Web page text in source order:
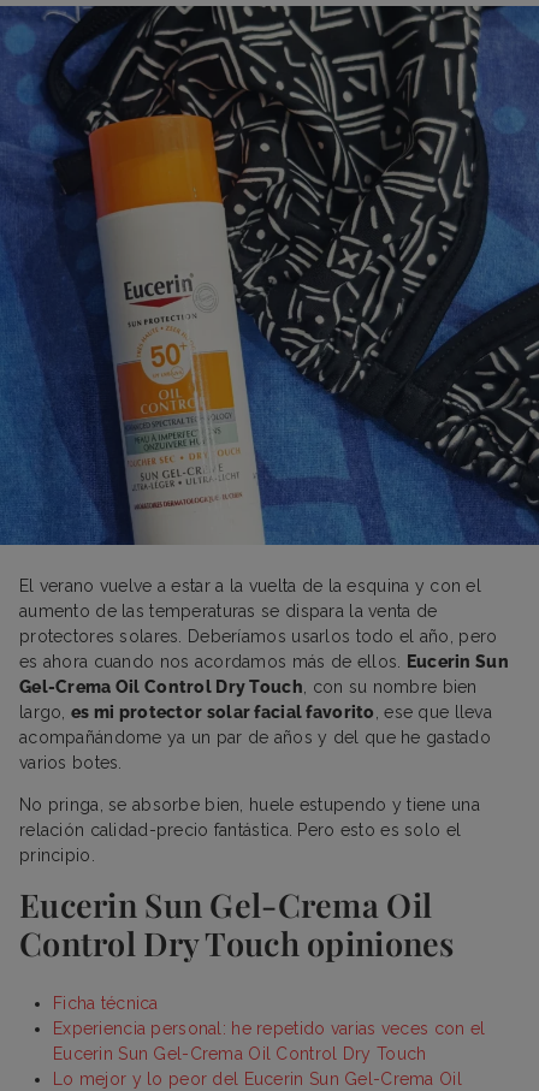
El verano vuelve a estar a la vuelta de la esquina y con el
aumento de las temperaturas se dispara la venta de
protectores solares. Deberíamos usarlos todo el año, pero
es ahora cuando nos acordamos más de ellos.
Eucerin Sun
Gel-Crema Oil Control Dry Touch , con su nombre bien
largo,es mi protector solar facial favorito , ese que lleva
acompañándome ya un par de años y del que he gastado
varios botes.
No pringa, se absorbe bien, huele estupendo y tiene una
relación calidad-precio fantástica. Pero esto es solo el
principio.
Eucerin Sun Gel-Crema Oil
Control Dry Touch opiniones
Ficha técnica
Experiencia personal: he repetido varias veces con el
Eucerin Sun Gel-Crema Oil Control Dry Touch
Lo mejor y lo peor del Eucerin Sun Gel-Crema Oil